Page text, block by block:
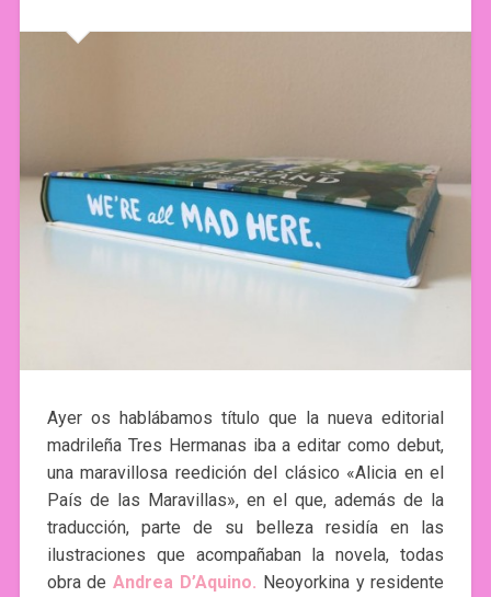
Ayer os hablábamos título que la nueva editorial
madrileña Tres Hermanas iba a editar como debut,
una maravillosa reedición del clásico «Alicia en el
País de las Maravillas», en el que, además de la
traducción, parte de su belleza residía en las
ilustraciones que acompañaban la novela, todas
obra deAndrea D’Aquino. Neoyorkina y residente